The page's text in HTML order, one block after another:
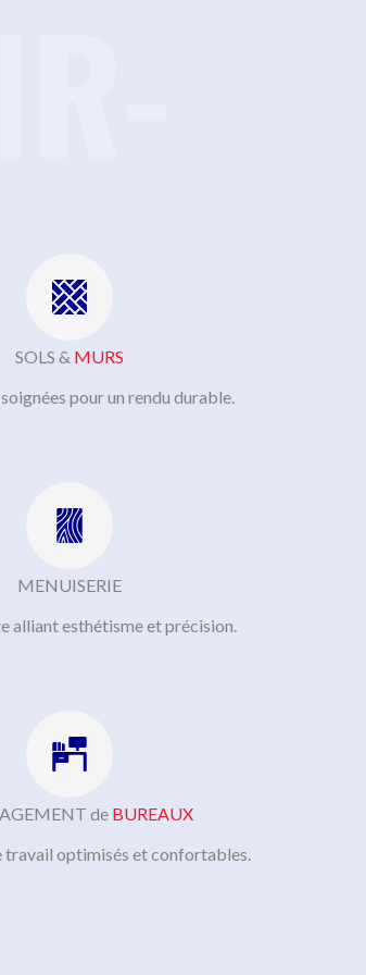
SOLS & MURS
pour un rendu durable.
MENUISERIE
alliant esthétisme et précision.
de BUREAUX
travail optimisés et confortables.